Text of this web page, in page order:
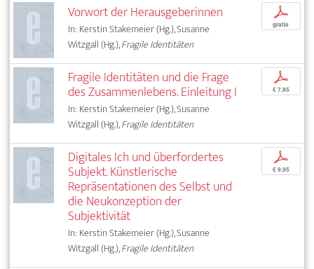
Vorwort der Herausgeberinnen
In: Kerstin Stakemeier (Hg.), Susanne
Witzgall (Hg.),Fragile Identitäten
p
gratis
Fragile Identitäten und die Frage
des Zusammenlebens. Einleitung I
In: Kerstin Stakemeier (Hg.), Susanne
Witzgall (Hg.),Fragile Identitäten
p
€ 7,95
Digitales Ich und überfordertes
Subjekt. Künstlerische
Repräsentationen des Selbst und
die Neukonzeption der
Subjektivität
In: Kerstin Stakemeier (Hg.), Susanne
Witzgall (Hg.),Fragile Identitäten
p
€ 9,95